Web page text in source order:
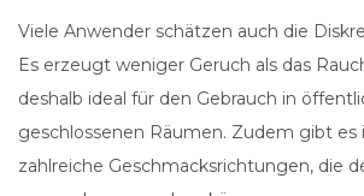
Viele Anwender schätzen auch die
Es erzeugt weniger Geruch als das
deshalb ideal für den Gebrauch in
geschlossenen Räumen. Zudem gibt es
zahlreiche Geschmacksrichtungen, die